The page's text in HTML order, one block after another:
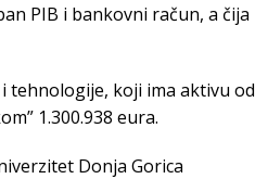
PIB i bankovni račun, a čija
tehnologije, koji ima aktivu od
1.300.938 eura.
Donja Gorica